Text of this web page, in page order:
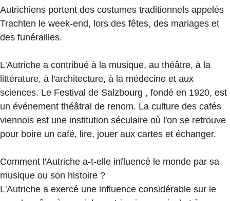
Autrichiens portent des costumes traditionnels appelés
Trachten le week-end, lors des fêtes, des mariages et
des funérailles.
L'Autriche a contribué à la musique, au théâtre, à la
littérature, à l'architecture, à la médecine et aux
sciences. Le Festival de Salzbourg , fondé en 1920, est
un événement théâtral de renom. La culture des cafés
viennois est une institution séculaire où l'on se retrouve
pour boire un café, lire, jouer aux cartes et échanger.
Comment l'Autriche a-t-elle influencé le monde par sa
musique ou son histoire ?
L'Autriche a exercé une influence considérable sur le